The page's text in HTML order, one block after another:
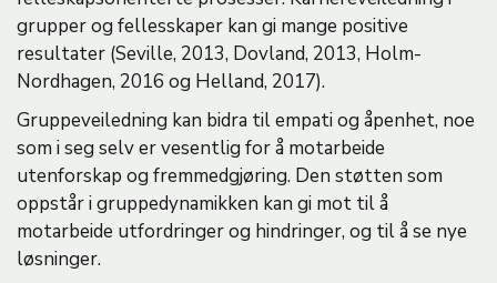
grupper og fellesskaper kan gi mange positive
resultater (Seville, 2013, Dovland, 2013, Holm-
Nordhagen, 2016 og Helland, 2017).
Gruppeveiledning kan bidra til empati og åpenhet, noe
som i seg selv er vesentlig for å motarbeide
utenforskap og fremmedgjøring. Den støtten som
oppstår i gruppedynamikken kan gi mot til å
motarbeide utfordringer og hindringer, og til å se nye
løsninger.